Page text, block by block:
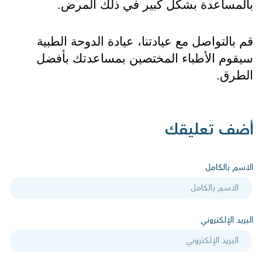
بالمساعدة بشكل كبير في ذلك المرض.
الطرق.
أضف تعليقك
الاسم بالكامل
البريد الإلكتروني